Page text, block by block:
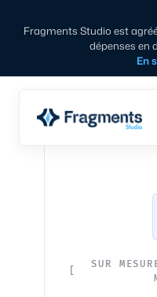
Fragments Studio est
dépenses en
En
SUR